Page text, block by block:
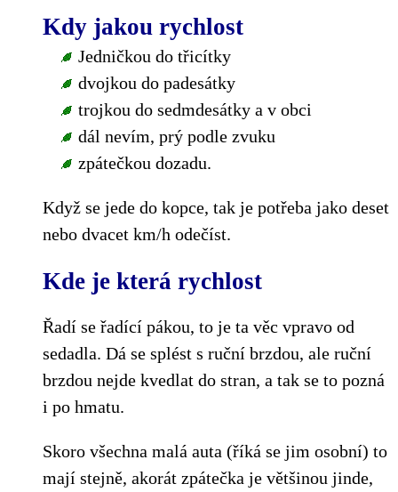
Kdy jakou rychlost
Jedničkou do třicítky
dvojkou do padesátky
trojkou do sedmdesátky a v obci
dál nevím, prý podle zvuku
zpátečkou dozadu.
Když se jede do kopce, tak je potřeba jako deset
nebo dvacet km/h odečíst.
Kde je která rychlost
Řadí se řadící pákou, to je ta věc vpravo od
sedadla. Dá se splést s ruční brzdou, ale ruční
brzdou nejde kvedlat do stran, a tak se to pozná
i po hmatu.
Skoro všechna malá auta (říká se jim osobní) to
mají stejně, akorát zpátečka je většinou jinde,